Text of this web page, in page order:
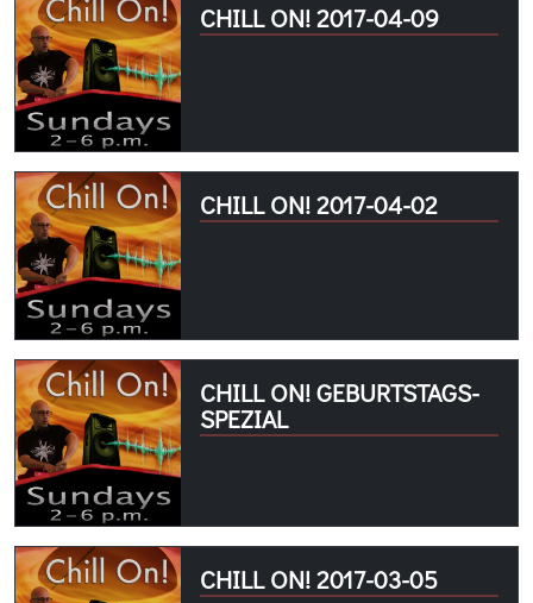
CHILL ON! 2017-04-09
CHILL ON! 2017-04-02
CHILL ON! GEBURTSTAGS-
SPEZIAL
CHILL ON! 2017-03-05